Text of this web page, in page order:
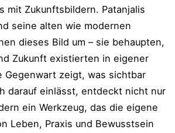
mit Zukunftsbildern. Patanjalis
seine alten wie modernen
dieses Bild um – sie behaupten,
Zukunft existierten in eigener
Gegenwart zeigt, was sichtbar
darauf einlässt, entdeckt nicht nur
ein Werkzeug, das die eigene
Leben, Praxis und Bewusstsein